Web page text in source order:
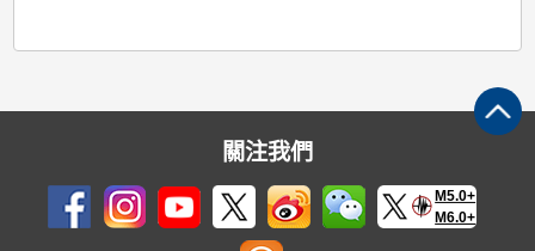
關注我們
M5.0+
M6.0+